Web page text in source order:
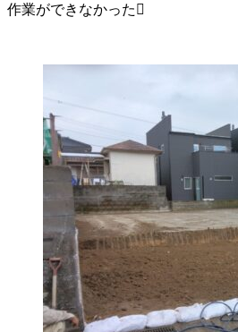
作業ができなかった